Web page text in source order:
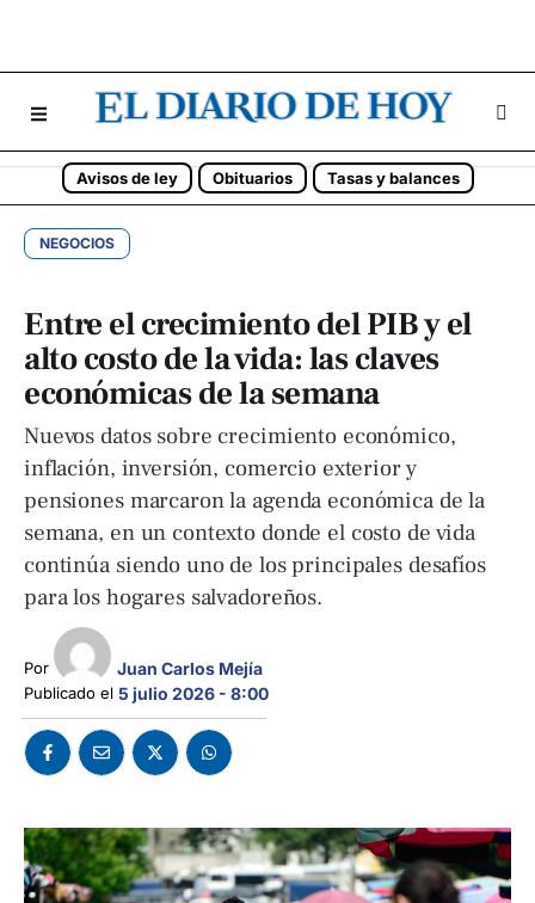
Avisos de ley Obituarios Tasas y balances
NEGOCIOS
Entre el crecimiento del PIB y el
alto costo de la vida: las claves
económicas de la semana
Nuevos datos sobre crecimiento económico,
inflación, inversión, comercio exterior y
pensiones marcaron la agenda económica de la
semana, en un contexto donde el costo de vida
continúa siendo uno de los principales desafíos
para los hogares salvadoreños.
Por Juan Carlos Mejía
Publicado el 5 julio 2026 - 8:00